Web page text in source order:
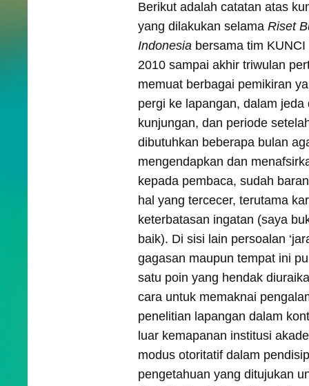
Berikut adalah catatan atas
yang dilakukan selama Riset
Indonesia bersama tim
2010 sampai akhir triwulan
memuat berbagai pemikiran
pergi ke lapangan, dalam jeda
kunjungan, dan periode
dibutuhkan beberapa bulan
mengendapkan dan
kepada pembaca, sudah
hal yang tercecer, terutama
keterbatasan ingatan (saya
baik). Di sisi lain persoalan
gagasan maupun tempat ini
satu poin yang hendak
cara untuk memaknai
penelitian lapangan dalam
luar kemapanan institusi
modus otoritatif dalam
pengetahuan yang ditujukan